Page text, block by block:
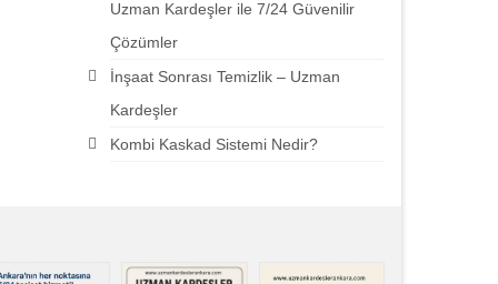
Uzman Kardeşler ile 7/24 Güvenilir
Çözümler
İnşaat Sonrası Temizlik – Uzman
Kardeşler
Kombi Kaskad Sistemi Nedir?